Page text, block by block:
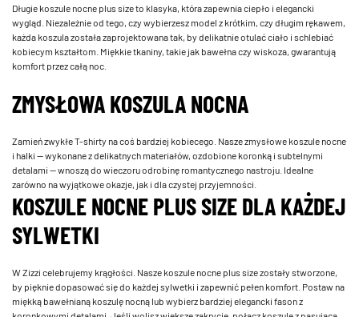
Długie koszule nocne plus size to klasyka, która zapewnia ciepło i elegancki
wygląd. Niezależnie od tego, czy wybierzesz model z krótkim, czy długim rękawem,
każda koszula została zaprojektowana tak, by delikatnie otulać ciało i schlebiać
kobiecym kształtom. Miękkie tkaniny, takie jak bawełna czy wiskoza, gwarantują
komfort przez całą noc.
ZMYSŁOWA KOSZULA NOCNA
Zamień zwykłe T-shirty na coś bardziej kobiecego. Nasze zmysłowe koszule nocne
i halki — wykonane z delikatnych materiałów, ozdobione koronką i subtelnymi
detalami — wnoszą do wieczoru odrobinę romantycznego nastroju. Idealne
zarówno na wyjątkowe okazje, jak i dla czystej przyjemności.
KOSZULE NOCNE PLUS SIZE DLA KAŻDEJ
SYLWETKI
W Zizzi celebrujemy krągłości. Nasze koszule nocne plus size zostały stworzone,
by pięknie dopasować się do każdej sylwetki i zapewnić pełen komfort. Postaw na
miękką bawełnianą koszulę nocną lub wybierz bardziej elegancki fason z